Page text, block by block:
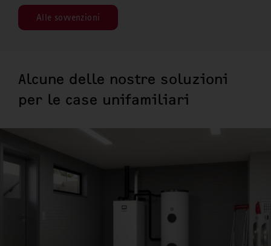
Alle sovvenzioni
Alcune delle nostre soluzioni
per le case unifamiliari